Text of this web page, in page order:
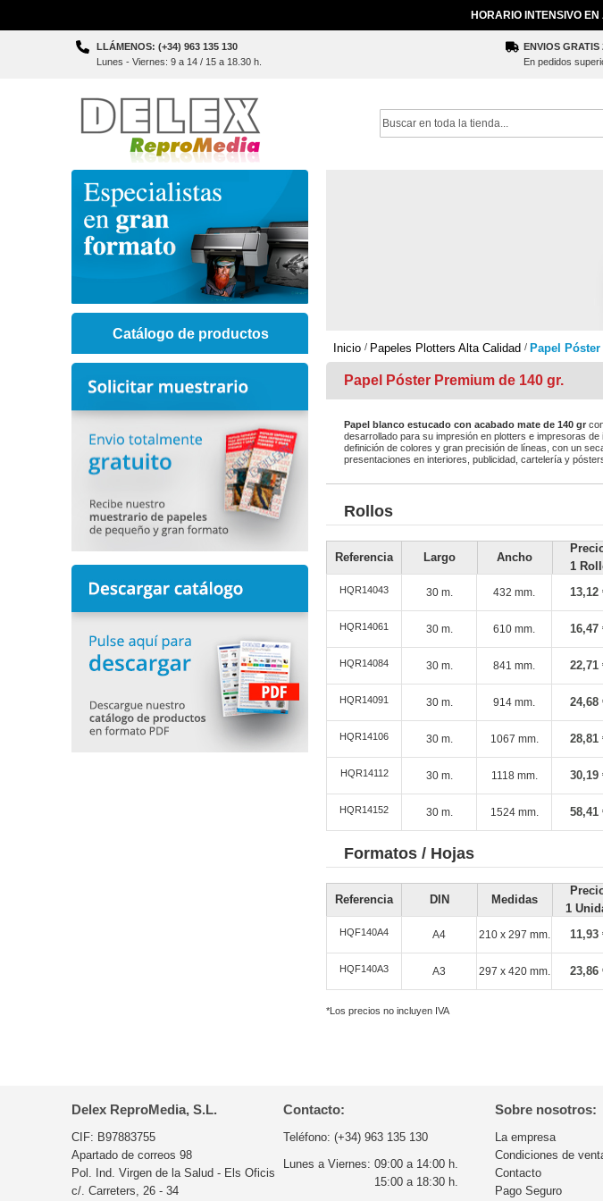
HORARIO INTENSIVO
Skip
LLÁMENOS: (+34) 963 135 130
Lunes - Viernes: 9 a 14 / 15 a 18.30 h.
ENVIOS GRATIS
En pedidos
Search
Inicio Papeles Plotters Alta Calidad Papel
Papel Póster Premium de 140 gr.
Papel blanco estucado con acabado mate de 140 gr
desarrollado para su impresión en plotters e impresoras
definición de colores y gran precisión de líneas, con un
presentaciones en interiores, publicidad, cartelería y
Rollos
Referencia Largo Ancho
1
HQR14043 30 m. 432 mm. 13,12
HQR14061 30 m. 610 mm. 16,47
HQR14084 30 m. 841 mm. 22,71
HQR14091 30 m. 914 mm. 24,68
HQR14106 30 m. 1067 mm. 28,81
HQR14112 30 m. 1118 mm. 30,19
HQR14152 30 m. 1524 mm. 58,41
Formatos / Hojas
Referencia DIN Medidas
1
HQF140A4 A4 210 x 297 mm. 11,93
HQF140A3 A3 297 x 420 mm. 23,86
*Los precios no incluyen IVA
Catálogo de productos
Delex ReproMedia, S.L.
CIF: B97883755
Apartado de correos 98
Pol. Ind. Virgen de la Salud - Els Oficis
c/. Carreters, 26 - 34
Contacto:
Teléfono: (+34) 963 135 130
Lunes a Viernes: 09:00 a 14:00 h.
15:00 a 18:30 h.
Sobre nosotros:
La empresa
Condiciones de
Contacto
Pago Seguro